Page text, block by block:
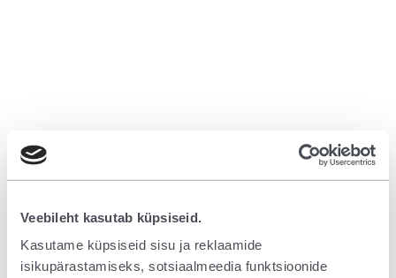
Veebileht kasutab küpsiseid.
Kasutame küpsiseid sisu ja reklaamide
isikupärastamiseks, sotsiaalmeedia funktsioonide